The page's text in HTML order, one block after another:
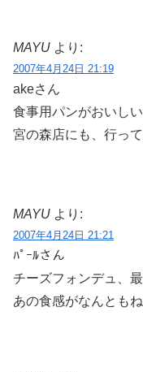
MAYU より:
2007年4月24日 21:19
akeさん
食事用パンがおいしい
宮の森店にも、行っ
MAYU より:
2007年4月24日 21:21
ﾊﾟｰﾙさん
チーズフォンデュ、最
あの食感がなんともね